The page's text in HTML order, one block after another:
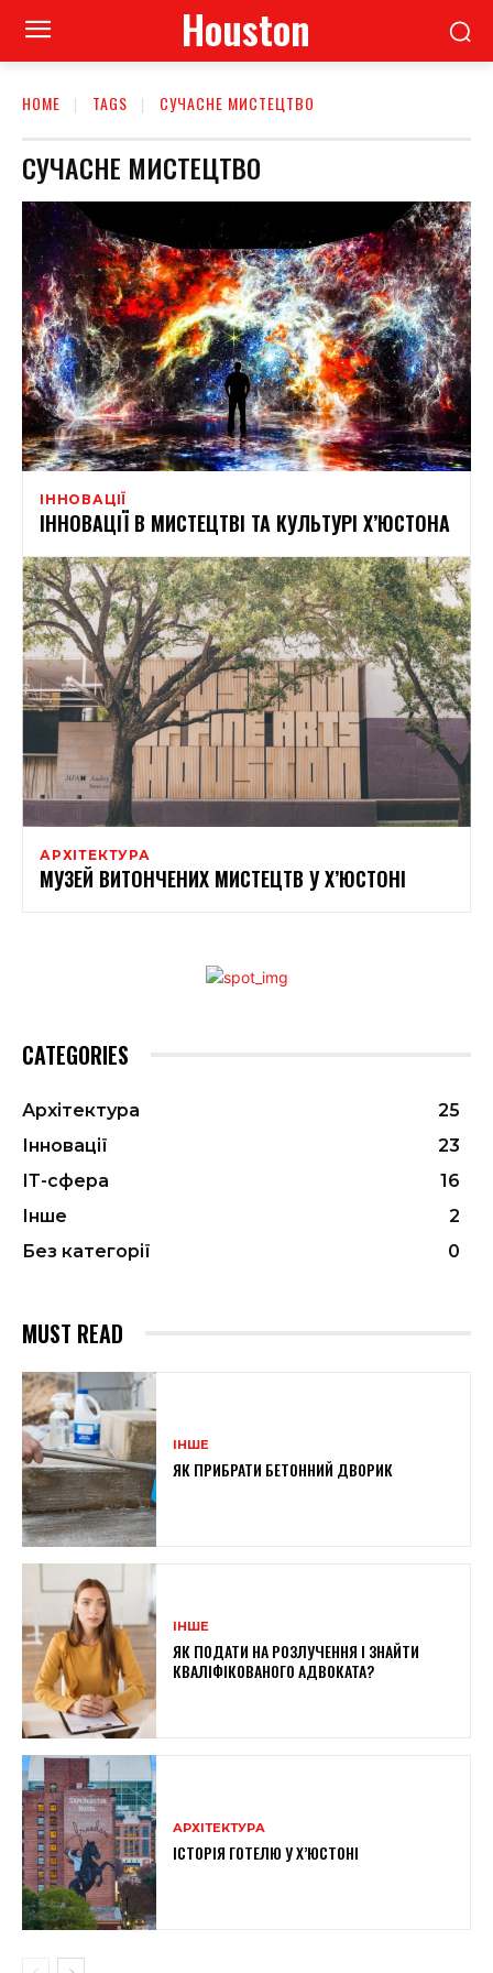
Houston
HOME TAGS СУЧАСНЕ МИСТЕЦТВО
СУЧАСНЕ МИСТЕЦТВО
ІННОВАЦІЇ
ІННОВАЦІЇ В МИСТЕЦТВІ ТА КУЛЬТУРІ Х’ЮСТОНА
АРХІТЕКТУРА
МУЗЕЙ ВИТОНЧЕНИХ МИСТЕЦТВ У Х’ЮСТОНІ
CATEGORIES
Архітектура
25
Інновації
23
ІТ-сфера
16
Інше
2
Без категорії
0
MUST READ
ІНШЕ
ЯК ПРИБРАТИ БЕТОННИЙ ДВОРИК
ІНШЕ
ЯК ПОДАТИ НА РОЗЛУЧЕННЯ І ЗНАЙТИ
КВАЛІФІКОВАНОГО АДВОКАТА?
АРХІТЕКТУРА
ІСТОРІЯ ГОТЕЛЮ У Х’ЮСТОНІ